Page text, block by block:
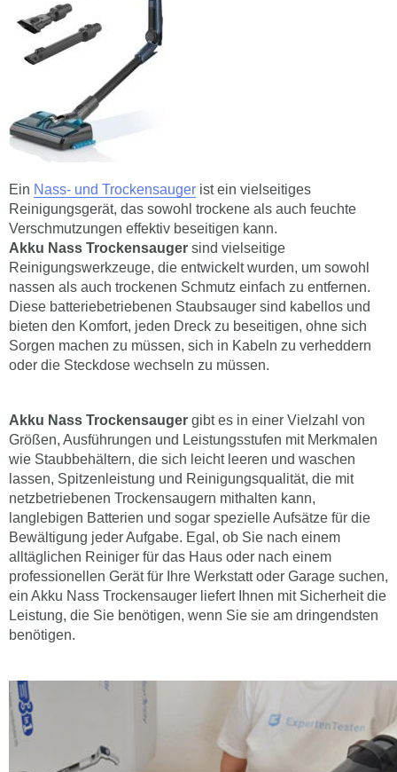
Ein Nass- und Trockensauger ist ein vielseitiges
Reinigungsgerät, das sowohl trockene als auch feuchte
Verschmutzungen effektiv beseitigen kann.
Akku Nass Trockensauger sind vielseitige
Reinigungswerkzeuge, die entwickelt wurden, um sowohl
nassen als auch trockenen Schmutz einfach zu entfernen.
Diese batteriebetriebenen Staubsauger sind kabellos und
bieten den Komfort, jeden Dreck zu beseitigen, ohne sich
Sorgen machen zu müssen, sich in Kabeln zu verheddern
oder die Steckdose wechseln zu müssen.
Akku Nass Trockensauger gibt es in einer Vielzahl von
Größen, Ausführungen und Leistungsstufen mit Merkmalen
wie Staubbehältern, die sich leicht leeren und waschen
lassen, Spitzenleistung und Reinigungsqualität, die mit
netzbetriebenen Trockensaugern mithalten kann,
langlebigen Batterien und sogar spezielle Aufsätze für die
Bewältigung jeder Aufgabe. Egal, ob Sie nach einem
alltäglichen Reiniger für das Haus oder nach einem
professionellen Gerät für Ihre Werkstatt oder Garage suchen,
ein Akku Nass Trockensauger liefert Ihnen mit Sicherheit die
Leistung, die Sie benötigen, wenn Sie sie am dringendsten
benötigen.